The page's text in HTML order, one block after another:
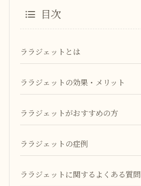
目次
ララジェットとは
ララジェットの効果・メリット
ララジェットがおすすめの方
ララジェットの症例
ララジェットに関するよくある質問